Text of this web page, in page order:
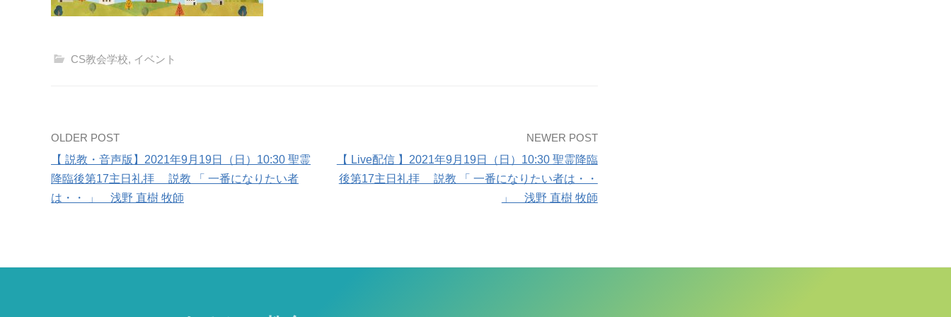
CS教会学校, イベント
Post
navigation
OLDER POST
【 説教・音声版】2021年9月19日（日）10:30 聖霊
降臨後第17主日礼拝 説教 「 一番になりたい者
は・・ 」 浅野 直樹 牧師
NEWER POST
【 Live配信 】2021年9月19日（日）10:30 聖霊降臨
後第17主日礼拝 説教 「 一番になりたい者は・・
」 浅野 直樹 牧師